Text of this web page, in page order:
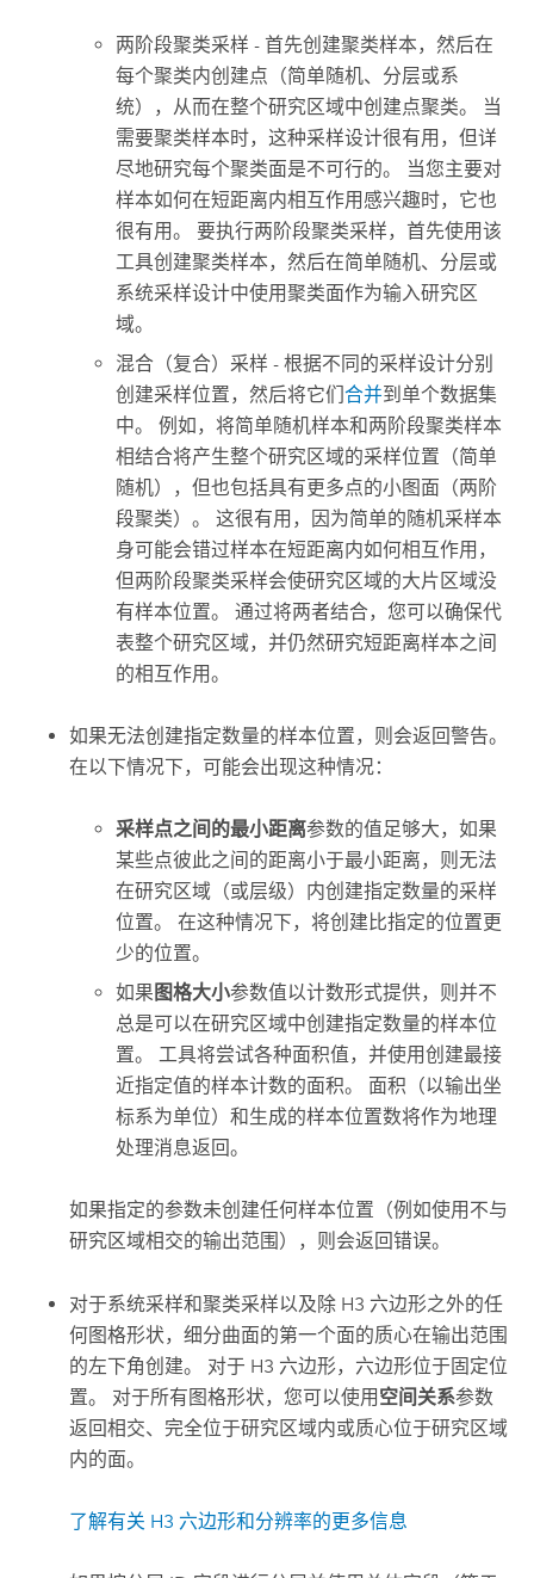
两阶段聚类采样 - 首先创建聚类样本，然后在
每个聚类内创建点（简单随机、分层或系
统），从而在整个研究区域中创建点聚类。 当
需要聚类样本时，这种采样设计很有用，但详
尽地研究每个聚类面是不可行的。 当您主要对
样本如何在短距离内相互作用感兴趣时，它也
很有用。 要执行两阶段聚类采样，首先使用该
工具创建聚类样本，然后在简单随机、分层或
系统采样设计中使用聚类面作为输入研究区
域。
混合（复合）采样 - 根据不同的采样设计分别
创建采样位置，然后将它们合并到单个数据集
中。 例如，将简单随机样本和两阶段聚类样本
相结合将产生整个研究区域的采样位置（简单
随机），但也包括具有更多点的小图面（两阶
段聚类）。 这很有用，因为简单的随机采样本
身可能会错过样本在短距离内如何相互作用，
但两阶段聚类采样会使研究区域的大片区域没
有样本位置。 通过将两者结合，您可以确保代
表整个研究区域，并仍然研究短距离样本之间
的相互作用。
如果无法创建指定数量的样本位置，则会返回警告。
在以下情况下，可能会出现这种情况：
采样点之间的最小距离参数的值足够大，如果
某些点彼此之间的距离小于最小距离，则无法
在研究区域（或层级）内创建指定数量的采样
位置。 在这种情况下，将创建比指定的位置更
少的位置。
如果 图格大小参数值以计数形式提供，则并不
总是可以在研究区域中创建指定数量的样本位
置。 工具将尝试各种面积值，并使用创建最接
近指定值的样本计数的面积。 面积（以输出坐
标系为单位）和生成的样本位置数将作为地理
处理消息返回。
如果指定的参数未创建任何样本位置（例如使用不与
研究区域相交的输出范围），则会返回错误。
对于系统采样和聚类采样以及除 H3 六边形之外的任
何图格形状，细分曲面的第一个面的质心在输出范围
的左下角创建。 对于 H3 六边形，六边形位于固定位
置。 对于所有图格形状，您可以使用 空间关系参数
返回相交、完全位于研究区域内或质心位于研究区域
内的面。
了解有关 H3 六边形和分辨率的更多信息